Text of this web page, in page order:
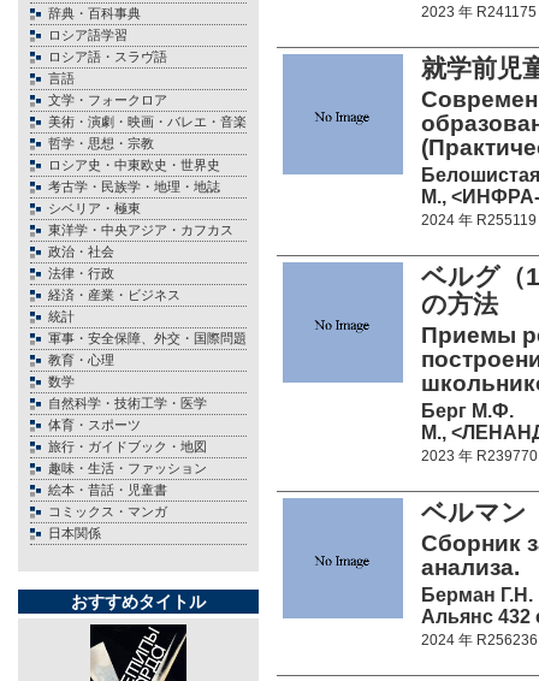
辞典・百科事典
ロシア語学習
ロシア語・スラヴ語
言語
文学・フォークロア
美術・演劇・映画・バレエ・音楽
哲学・思想・宗教
ロシア史・中東欧史・世界史
考古学・民族学・地理・地誌
シベリア・極東
東洋学・中央アジア・カフカス
政治・社会
法律・行政
経済・産業・ビジネス
統計
軍事・安全保障、外交・国際問題
教育・心理
数学
自然科学・技術工学・医学
体育・スポーツ
旅行・ガイドブック・地図
趣味・生活・ファッション
絵本・昔話・児童書
コミックス・マンガ
日本関係
おすすめタイトル
2023 年 R241175
就学前児
М., <ИНФРА-
2024 年 R255119
ベルグ（
の方法
Приемы
Берг М.Ф.
М.,
2023 年 R239770
ベルマン
Сборник
анализа.
Берман Г.Н.
Альянс 432
2024 年 R256236